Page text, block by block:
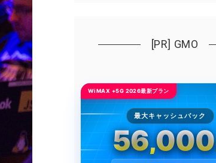
[PR] GMO
WiMAX +5G 2026最新プラン
最大キャッシュバック
56,000